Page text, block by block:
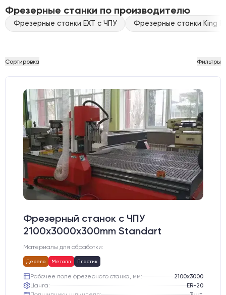
Фрезерные станки по производителю
Фрезерные станки EXT с ЧПУ Фрезерные станки King
Сортировка Фильтры
Фрезерный станок с ЧПУ
2100x3000x300mm Standart
Материалы для обработки:
Дерево Металл Пластик
Рабочее поле фрезерного станка, мм:
2100х3000
Цанга:
ER-20